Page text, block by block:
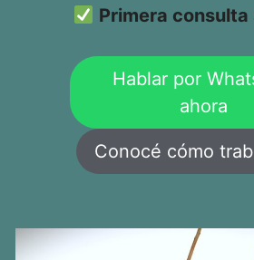
Primera consulta
Hablar por
ahora
Conocé cómo